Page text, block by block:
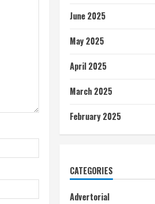
June 2025
May 2025
April 2025
March 2025
February 2025
CATEGORIES
Advertorial